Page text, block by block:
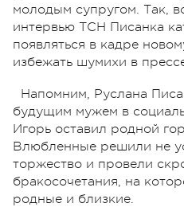
молодым супругом. Так,
интервью ТСН Писанка
появляться в кадре
избежать шумихи в
Напомним, Руслана
будущим мужем в
Игорь оставил родной
Влюбленные решили не
торжество и провели
бракосочетания, на
родные и близкие.